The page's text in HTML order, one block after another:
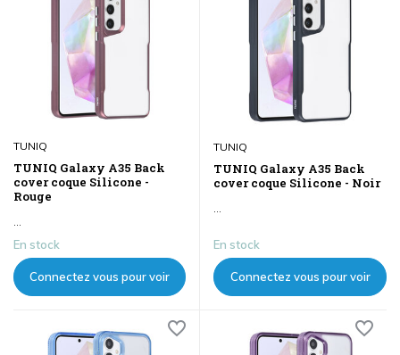
TUNIQ
TUNIQ Galaxy A35 Back
cover coque Silicone -
Rouge
En stock
Connectez vous pour voir
TUNIQ
TUNIQ Galaxy A35 Back
cover coque Silicone - Noir
En stock
Connectez vous pour voir